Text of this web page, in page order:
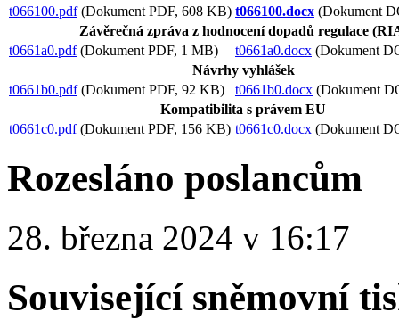
t066100.pdf(Dokument PDF, 608 KB) t066100.docx (Dokument
Závěrečná zpráva z hodnocení dopadů regulace
t0661a0.pdf(Dokument PDF, 1 MB) t0661a0.docx (Dokument
Návrhy vyhlášek
t0661b0.pdf(Dokument PDF, 92 KB) t0661b0.docx (Dokument
Kompatibilita s právem EU
t0661c0.pdf(Dokument PDF, 156 KB) t0661c0.docx (Dokument
Rozesláno poslancům
28. března 2024 v 16:17
Související sněmovní